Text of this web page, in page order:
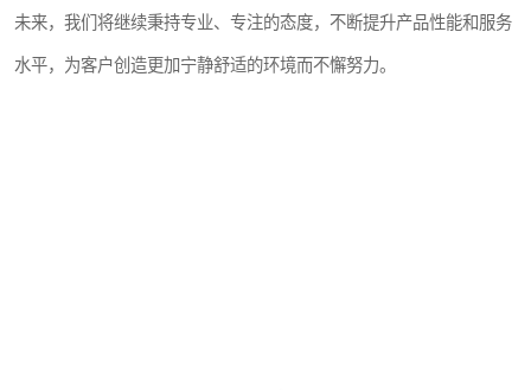
未来，我们将继续秉持专业、专注的态度，不断提升产品性能和服务
水平，为客户创造更加宁静舒适的环境而不懈努力。